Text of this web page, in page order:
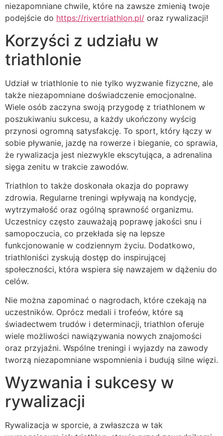
niezapomniane chwile, które na zawsze zmienią twoje
podejście do https://rivertriathlon.pl/ oraz rywalizacji!
Korzyści z udziału w
triathlonie
Udział w triathlonie to nie tylko wyzwanie fizyczne, ale
także niezapomniane doświadczenie emocjonalne.
Wiele osób zaczyna swoją przygodę z triathlonem w
poszukiwaniu sukcesu, a każdy ukończony wyścig
przynosi ogromną satysfakcję. To sport, który łączy w
sobie pływanie, jazdę na rowerze i bieganie, co sprawia,
że rywalizacja jest niezwykle ekscytująca, a adrenalina
sięga zenitu w trakcie zawodów.
Triathlon to także doskonała okazja do poprawy
zdrowia. Regularne treningi wpływają na kondycję,
wytrzymałość oraz ogólną sprawność organizmu.
Uczestnicy często zauważają poprawę jakości snu i
samopoczucia, co przekłada się na lepsze
funkcjonowanie w codziennym życiu. Dodatkowo,
triathloniści zyskują dostęp do inspirującej
społeczności, która wspiera się nawzajem w dążeniu do
celów.
Nie można zapominać o nagrodach, które czekają na
uczestników. Oprócz medali i trofeów, które są
świadectwem trudów i determinacji, triathlon oferuje
wiele możliwości nawiązywania nowych znajomości
oraz przyjaźni. Wspólne treningi i wyjazdy na zawody
tworzą niezapomniane wspomnienia i budują silne więzi.
Wyzwania i sukcesy w
rywalizacji
Rywalizacja w sporcie, a zwłaszcza w tak